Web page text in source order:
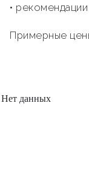
•
Примерные
Нет данных